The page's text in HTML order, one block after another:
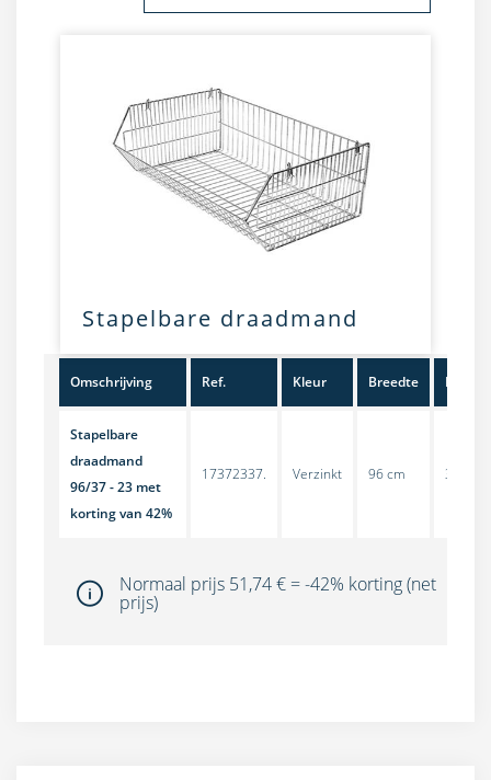
Stapelbare draadmand
Omschrijving Ref. Kleur Breedte Lengte
Stapelbare
draadmand
96/37 - 23 met
korting van 42%
17372337. Verzinkt 96 cm 37 cm
Normaal prijs 51,74 € = -42% korting (net
prijs)